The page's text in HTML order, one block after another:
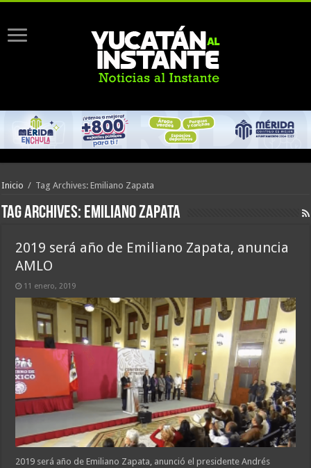
Inicio / Tag Archives: Emiliano Zapata
Tag Archives: Emiliano Zapata
2019 será año de Emiliano Zapata, anuncia
AMLO
11 enero, 2019
2019 será año de Emiliano Zapata, anunció el presidente Andrés